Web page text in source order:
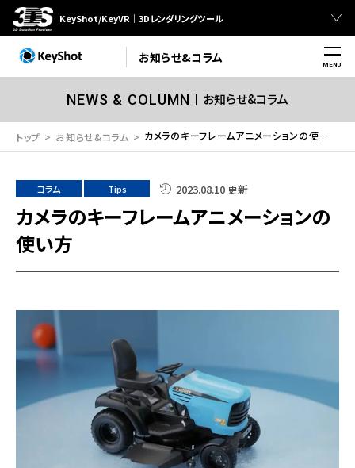
KeyShot/KeyVR｜3Dレンダリングツール
お知らせ&コラム MENU
NEWS & COLUMN お知らせ&コラム
トップ お知らせ&コラム カメラのキーフレームアニメーションの使い方
コラム Tips 2023.08.10 更新
カメラのキーフレームアニメーションの
使い方